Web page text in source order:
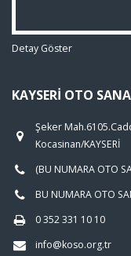
Detay Göster
KAYSERI OTO
Şeker
Kocasinan/KAYSERİ
(BU NUMARA OTO
BU NUMARA OTO
0 352 331 10 10
info@koso.org.tr